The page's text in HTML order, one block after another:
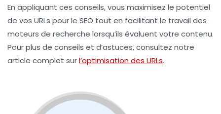
En appliquant ces conseils, vous maximisez le potentiel
de vos URLs pour le SEO tout en facilitant le travail des
moteurs de recherche lorsqu’ils évaluent votre contenu.
Pour plus de conseils et d’astuces, consultez notre
article complet surl’optimisation des URLs.